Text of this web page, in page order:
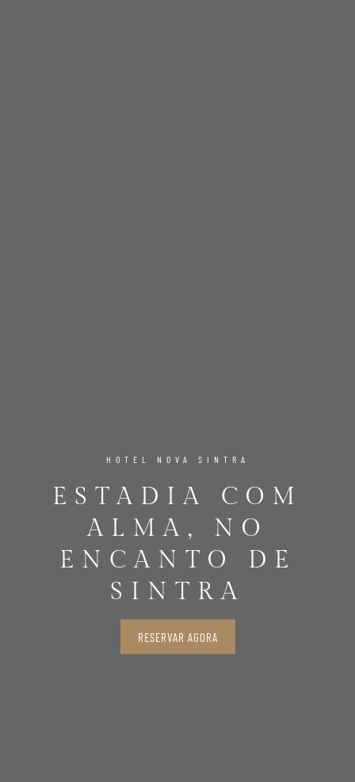
HOTEL NOVA SINTRA
ESTADIA COM
ALMA, NO
ENCANTO DE
SINTRA
RESERVAR AGORA